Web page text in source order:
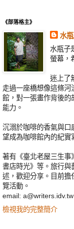
《部落格主》
水
水瓶子
螢幕，
迷上了
走過一座橋想像這條
館，對一張畫作背後的
能力。
沉溺於咖啡的香氣與口
望成為咖啡館內的紀實
著有《臺北老屋三生事
書店時光》等。旅行與
述，歡迎分享。目前擔
覽活動。
email: a@writers.idv.tw
檢視我的完整簡介